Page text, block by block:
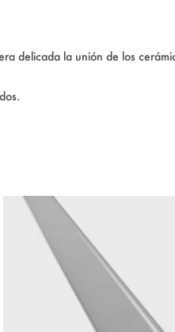
delicada la unión de los